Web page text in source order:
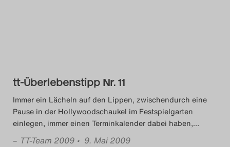
2015
Das Theatertreffen-Blog
2016
tt-Überlebenstipp Nr. 11
Immer ein Lächeln auf den Lippen, zwischendurch eine
Pause in der Hollywoodschaukel im Festspielgarten
einlegen, immer einen Terminkalender dabei haben,…
– TT-Team 2009 • 9. Mai 2009